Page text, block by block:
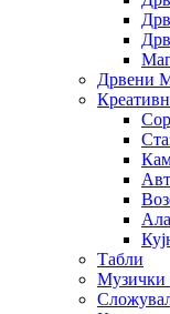
Дрвени
Табли
Музички